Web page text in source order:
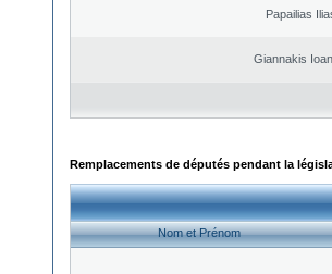
Papailias
Giannakis
Remplacements de députés pendant la
Nom et Prénom